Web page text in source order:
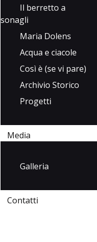
Il berretto a
sonagli
Maria Dolens
Acqua e ciacole
Così è (se vi pare)
Archivio Storico
Progetti
Media
Galleria
Contatti